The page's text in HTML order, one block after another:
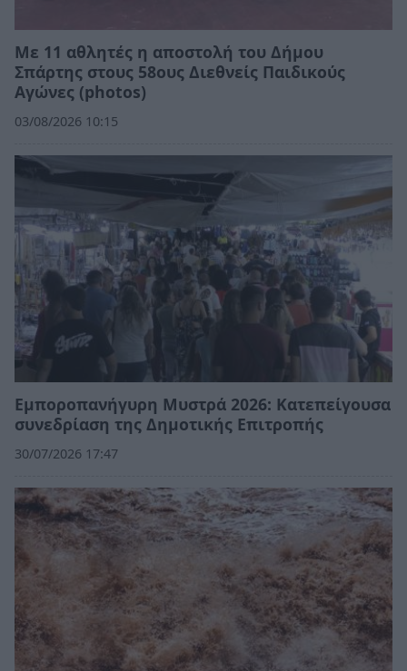
Με 11 αθλητές η αποστολή του Δήμου
Σπάρτης στους 58ους Διεθνείς Παιδικούς
Αγώνες (photos)
03/08/2026 10:15
Εμποροπανήγυρη Μυστρά 2026: Κατεπείγουσα
συνεδρίαση της Δημοτικής Επιτροπής
30/07/2026 17:47